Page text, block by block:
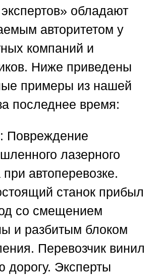
обладают
авторитетом у
компаний и
Ниже приведены
примеры из нашей
последнее время:
Повреждение
лазерного
при автоперевозке.
станок прибыл
со смещением
и разбитым блоком
Перевозчик винил
дорогу. Эксперты